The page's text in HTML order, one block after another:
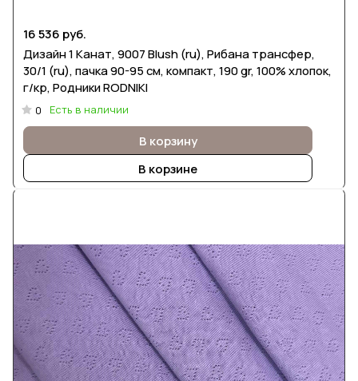
16 536 руб.
Дизайн 1 Канат, 9007 Blush (ru), Рибана трансфер,
30/1 (ru), пачка 90-95 см, компакт, 190 gr, 100% хлопок,
г/кр, Родники RODNIKI
0 Есть в наличии
В корзину
В корзине